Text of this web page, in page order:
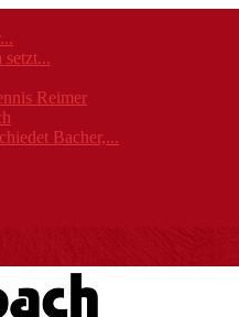
Reimer
Bacher,...